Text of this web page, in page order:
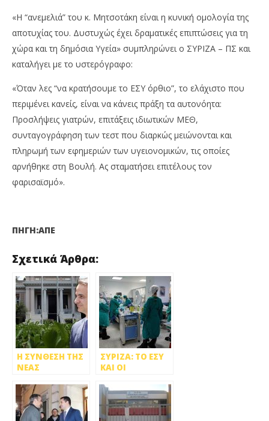
«Η “ανεμελιά” του κ. Μητσοτάκη είναι η κυνική ομολογία της
αποτυχίας του. Δυστυχώς έχει δραματικές επιπτώσεις για τη
χώρα και τη δημόσια Υγεία» συμπληρώνει ο ΣΥΡΙΖΑ – ΠΣ και
καταλήγει με το υστερόγραφο:
«Όταν λες “να κρατήσουμε το ΕΣΥ όρθιο”, το ελάχιστο που
περιμένει κανείς, είναι να κάνεις πράξη τα αυτονόητα:
Προσλήψεις γιατρών, επιτάξεις ιδιωτικών ΜΕΘ,
συνταγογράφηση των τεστ που διαρκώς μειώνονται και
πληρωμή των εφημεριών των υγειονομικών, τις οποίες
αρνήθηκε στη Βουλή. Ας σταματήσει επιτέλους τον
φαρισαϊσμό».
ΠΗΓΗ:ΑΠΕ
Σχετικά Άρθρα:
Η ΣΥΝΘΕΣΗ ΤΗΣ
ΝΕΑΣ
ΤΟΥ ΚΥΡΙΑΚΟΥ
ΜΗΤΣΟΤΑΚΗ
ΣΥΡΙΖΑ: ΤΟ ΕΣΥ
ΚΑΙ ΟΙ
ΒΡΙΣΚΟΝΤΑΙ
ΥΠΟ
ΚΑΤΑΡΡΕΥΣΗ